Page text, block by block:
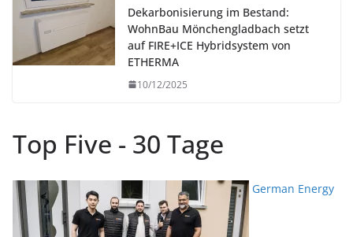
Dekarbonisierung im Bestand:
WohnBau Mönchengladbach setzt
auf FIRE+ICE Hybridsystem von
ETHERMA
10/12/2025
Top Five - 30 Tage
German Energy